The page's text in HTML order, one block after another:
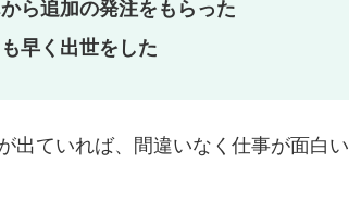
ら追加の発注をもらった
早く出世をした
出ていれば、間違いなく仕事が面白